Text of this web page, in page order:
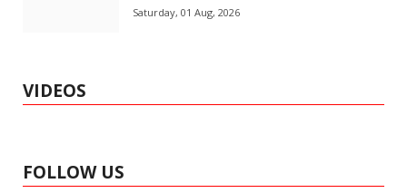
Saturday, 01 Aug, 2026
VIDEOS
FOLLOW US